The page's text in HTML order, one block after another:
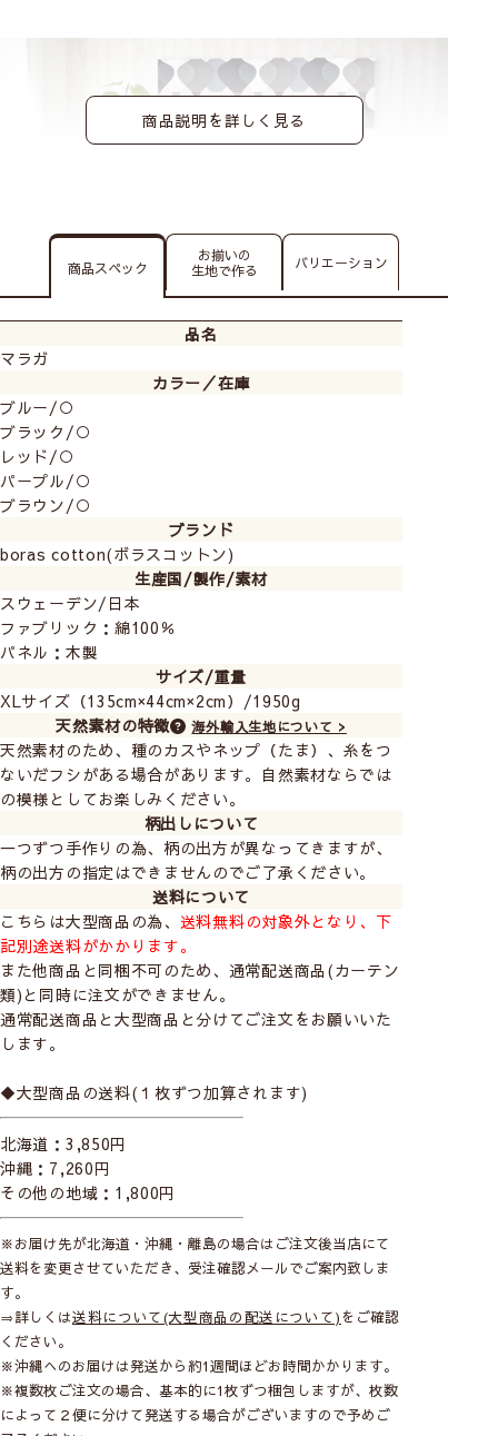
大きめサイズのファブリックパネルなので、インパクト
があり、大胆な模様替えにはピッタリです。
リビングなどの広いお部屋におすすめです。
商品説明を詳しく見る
商品スペック
お揃いの
生地で作る
バリエーション
品名
マラガ
カラー／在庫
ブルー/○
ブラック/○
レッド/○
パープル/○
ブラウン/○
ブランド
boras cotton(ボラスコットン)
生産国/製作/素材
スウェーデン/日本
ファブリック：綿100％
パネル：木製
サイズ/重量
XLサイズ（135cm×44cm×2cm）/1950g
天然素材の特徴
海外輸入生地について >
天然素材のため、種のカスやネップ（たま）、糸をつ
ないだフシがある場合があります。自然素材ならでは
の模様としてお楽しみください。
柄出しについて
一つずつ手作りの為、柄の出方が異なってきますが、
柄の出方の指定はできませんのでご了承ください。
送料について
こちらは大型商品の為、 送料無料の対象外となり、下
記別途送料がかかります。
また他商品と同梱不可のため、通常配送商品(カーテン
類)と同時に注文ができません。
通常配送商品と大型商品と分けてご注文をお願いいた
します。
◆大型商品の送料(１枚ずつ加算されます)
北海道：3,850円
沖縄：7,260円
その他の地域：1,800円
※お届け先が北海道・沖縄・離島の場合はご注文後当店にて
送料を変更させていただき、受注確認メールでご案内致しま
す。
⇒詳しくは送料について(大型商品の配送について)をご確認
ください。
※沖縄へのお届けは発送から約1週間ほどお時間かかります。
※複数枚ご注文の場合、基本的に1枚ずつ梱包しますが、枚数
によって２便に分けて発送する場合がございますので予めご